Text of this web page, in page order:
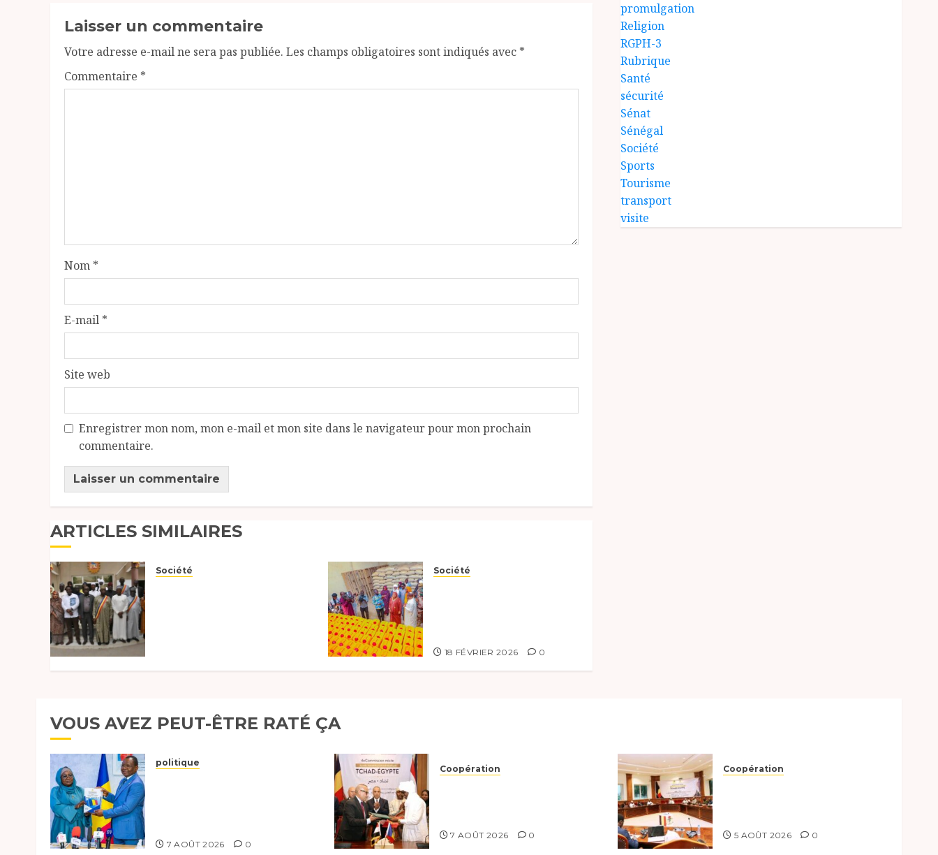
Laisser un commentaire
Votre adresse e-mail ne sera pas publiée. Les champs obligatoires sont indiqués avec *
Commentaire *
Nom *
E-mail *
Site web
Enregistrer mon nom, mon e-mail et mon site dans le navigateur pour mon prochain
commentaire.
ARTICLES SIMILAIRES
Société Société
18 FÉVRIER 2026 0
promulgation
Religion
RGPH-3
Rubrique
Santé
sécurité
Sénat
Sénégal
Société
Sports
Tourisme
transport
visite
VOUS AVEZ PEUT-ÊTRE RATÉ ÇA
politique
7 AOÛT 2026 0
Coopération
7 AOÛT 2026 0
Coopération
5 AOÛT 2026 0